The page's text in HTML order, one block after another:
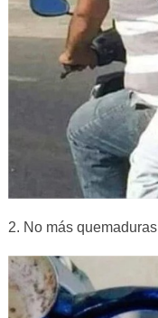
2. No más quemaduras